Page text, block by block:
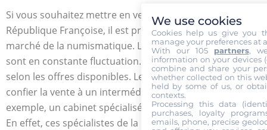
Si vous souhaitez mettre en vente une pièce 6 Livres
République Françoise, il est primordial de connaître le
marché de la numismatique. Les cours et les demandes
sont en constante fluctuation. Les prix peuvent varier
selon les offres disponibles. Le mieux est donc de
confier la vente à un intermédiaire professionnel, par
exemple, un cabinet spécialisé dans la numismatique.
En effet, ces spécialistes de la monnaie ancienne
We use cookies
Cookies help us give you
manage your preferences at
With our 105 partners,
information on your devices
combine and share your
whether collected on this
held by some of us, or
contexts.
Processing this data
purchases, loyalty
emails, phone, precise